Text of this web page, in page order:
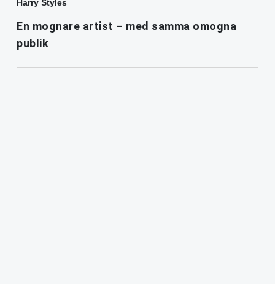
Harry Styles
En mognare artist – med samma omogna
publik